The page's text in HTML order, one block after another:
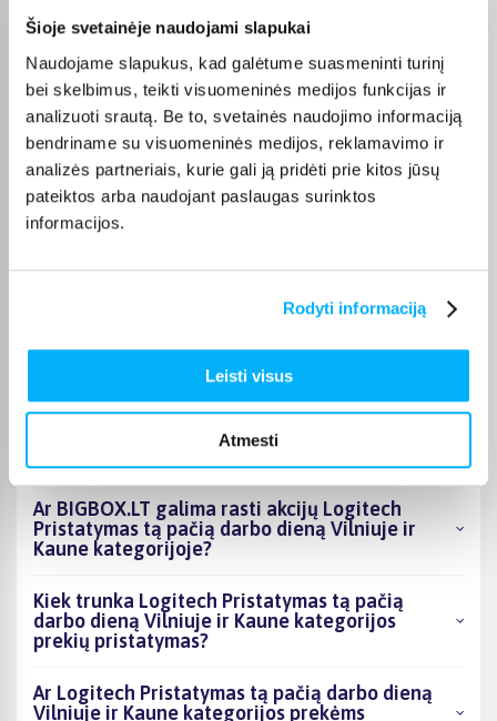
Šioje svetainėje naudojami slapukai
Naudojame slapukus, kad galėtume suasmeninti turinį
bei skelbimus, teikti visuomeninės medijos funkcijas ir
analizuoti srautą. Be to, svetainės naudojimo informaciją
bendriname su visuomeninės medijos, reklamavimo ir
analizės partneriais, kurie gali ją pridėti prie kitos jūsų
pateiktos arba naudojant paslaugas surinktos
informacijos.
Rodyti informaciją
Leisti visus
Atmesti
pasiūlymus ir patogiai palyginti Logitech prekes tarpusavyje.
Atsižvelkite į jums svarbiausius kriterijus, pristatymo
informaciją ir prekės aprašymą, kad galėtumėte priimti patogų
ir apgalvotą sprendimą.
Palyginkite Logitech prekes BIGBOX.LT ir išsirinkite
tinkamiausią variantą internetu.
DUK
Kokie Logitech Pristatymas tą pačią darbo
dieną Vilniuje ir Kaune kategorijoje esantys
produktai šiuo metu populiariausi?
Kiek prekių yra Logitech Pristatymas tą pačią
darbo dieną Vilniuje ir Kaune kategorijos
Ar BIGBOX.LT galima rasti akcijų Logitech
Pristatymas tą pačią darbo dieną Vilniuje ir
Kaune kategorijoje?
Kiek trunka Logitech Pristatymas tą pačią
darbo dieną Vilniuje ir Kaune kategorijos
prekių pristatymas?
Ar Logitech Pristatymas tą pačią darbo dieną
Vilniuje ir Kaune kategorijos prekėms